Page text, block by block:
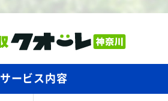
サービス内容